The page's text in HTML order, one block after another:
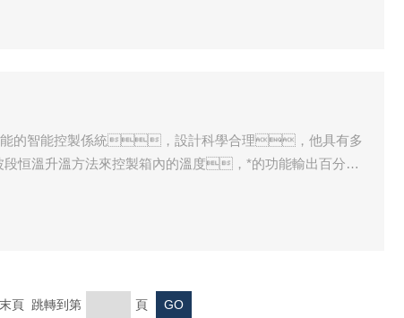
，是目前性價比*的高溫燒結箱。
能的智能控製係統，設計科學合理，他具有多
恒溫升溫方法來控製箱內的溫度，*的功能輸出百分比
，是目前性價比*的。
末頁 跳轉到第 頁